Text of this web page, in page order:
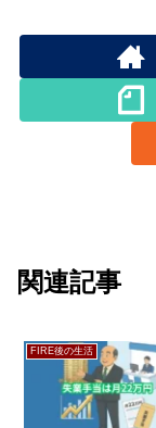
関連記事
FIRE後の生活